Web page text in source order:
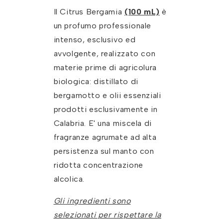
Il Citrus Bergamia (100 mL) è
un profumo professionale
intenso, esclusivo ed
avvolgente, realizzato con
materie prime di agricolura
biologica: distillato di
bergamotto e olii essenziali
prodotti esclusivamente in
Calabria. E' una miscela di
fragranze agrumate ad alta
persistenza sul manto con
ridotta concentrazione
alcolica.
Gli ingredienti sono
selezionati per rispettare la